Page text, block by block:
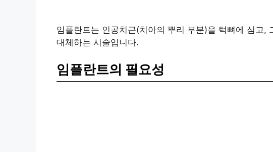
임플란트는 인공치근(치아의 뿌리 부분)을 턱뼈에 심고,
대체하는 시술입니다.
임플란트의 필요성